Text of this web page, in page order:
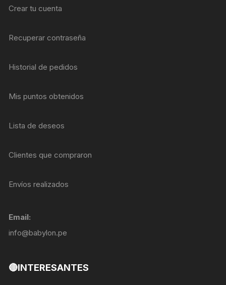
Crear tu cuenta
Recuperar contraseña
Historial de pedidos
Mis puntos obtenidos
Lista de deseos
Clientes que compraron
Envíos realizados
Email:
info@babylon.pe
🔴INTERESANTES